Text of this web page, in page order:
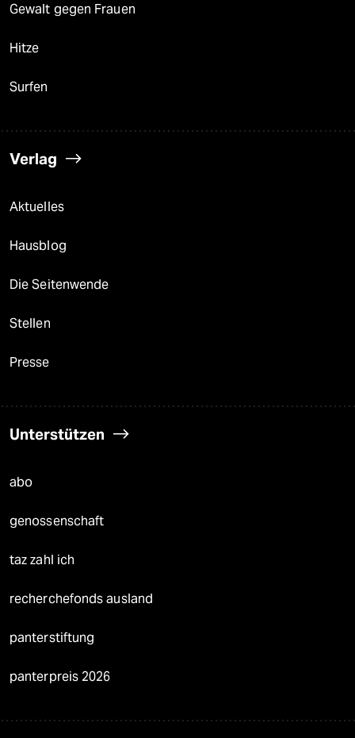
Gewalt gegen Frauen
Hitze
Surfen
Verlag
Aktuelles
Hausblog
Die Seitenwende
Stellen
Presse
Unterstützen
abo
genossenschaft
taz zahl ich
recherchefonds ausland
panterstiftung
panterpreis 2026